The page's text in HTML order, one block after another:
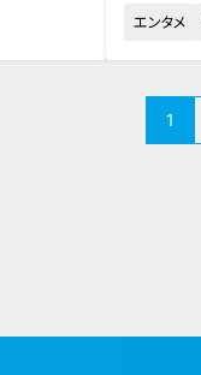
エンタメ
1